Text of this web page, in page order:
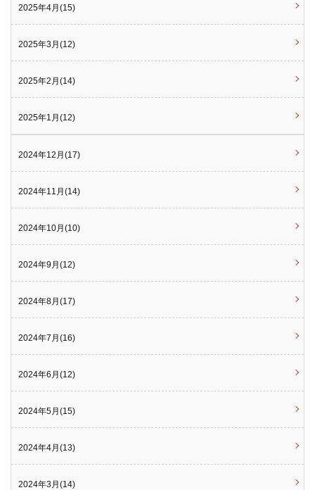
2025年4月(15)
2025年3月(12)
2025年2月(14)
2025年1月(12)
2024年12月(17)
2024年11月(14)
2024年10月(10)
2024年9月(12)
2024年8月(17)
2024年7月(16)
2024年6月(12)
2024年5月(15)
2024年4月(13)
2024年3月(14)